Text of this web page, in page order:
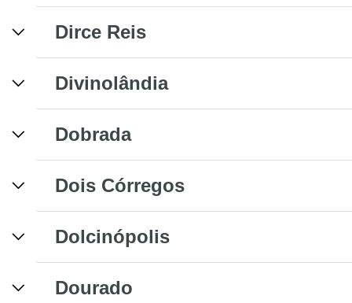
Dirce Reis
Divinolândia
Dobrada
Dois Córregos
Dolcinópolis
Dourado